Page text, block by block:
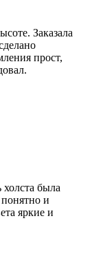
Заказала
прост,
была
понятно и
яркие и